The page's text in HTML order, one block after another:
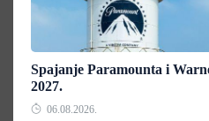
Spajanje Paramounta i
2027.
06.08.2026.